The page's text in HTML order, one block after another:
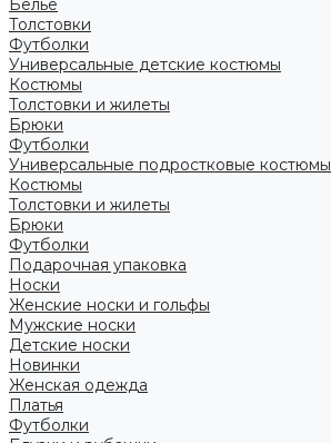
Белье
Толстовки
Футболки
Универсальные детские костюмы
Костюмы
Толстовки и жилеты
Брюки
Футболки
Универсальные подростковые костюмы
Костюмы
Толстовки и жилеты
Брюки
Футболки
Подарочная упаковка
Носки
Женские носки и гольфы
Мужские носки
Детские носки
Новинки
Женская одежда
Платья
Футболки